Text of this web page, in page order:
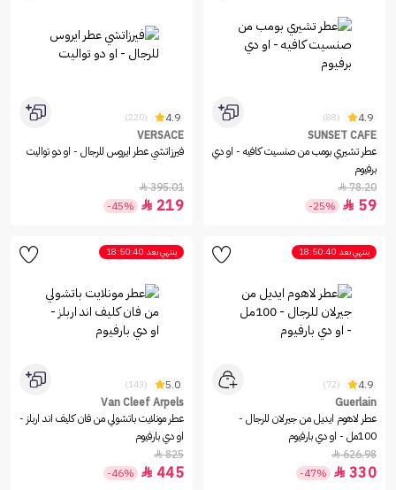
4.9
(88)
SUNSET CAFE
عطر تشيري بومب من صنسيت كافيه - او دي
برفيوم
78.20

59

-25%
4.9
(220)
VERSACE
فيرزاتشي عطر ايروس للرجال - او دو تواليت
395.01

219

-45%
ينتهي بعد 18:50:40
4.9
(72)
Guerlain
عطر لاهوم ايديل من جيرلان للرجال -
100مل - او دي بارفيوم
626.98

330

-47%
ينتهي بعد 18:50:40
5.0
(143)
Van Cleef Arpels
عطر مونلايت باتشولي من فان كليف اند اربلز -
او دي بارفيوم
825

445

-46%